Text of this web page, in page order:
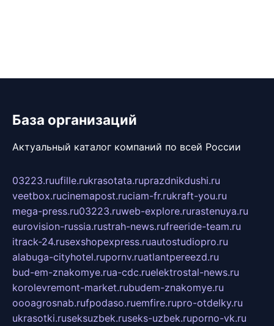
База организаций
Актуальный каталог компаний по всей России
03223.ruufille.rukrasotata.ruprazdnikdushi.ru
veetbox.rucinemapost.ruciam-fr.rukraft-you.ru
mega-press.ru03223.ruweb-explore.rurastenuya.ru
eurovision-russia.rustrah-news.rufreeride-team.ru
itrack-24.rusexshopexpress.ruautostudiopro.ru
alabuga-cityhotel.rupornv.ruatlantpereezd.ru
bud-em-znakomye.rua-cdc.ruelektrostal-news.ru
korolevremont-market.rubudem-znakomye.ru
oooagrosnab.rufpodaso.ruemfire.rupro-otdelky.ru
ukrasotki.ruseksuzbek.ruseks-uzbek.ruporno-vk.ru